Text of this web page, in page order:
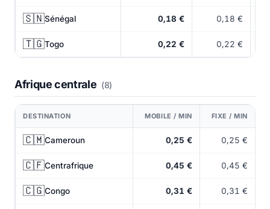
🇸🇳Sénégal 0,18 € 0,18 €
🇹🇬Togo 0,22 € 0,22 €
Afrique centrale (8)
DESTINATION MOBILE / MIN FIXE / MIN
🇨🇲Cameroun 0,25 € 0,25 €
🇨🇫Centrafrique 0,45 € 0,45 €
🇨🇬Congo 0,31 € 0,31 €